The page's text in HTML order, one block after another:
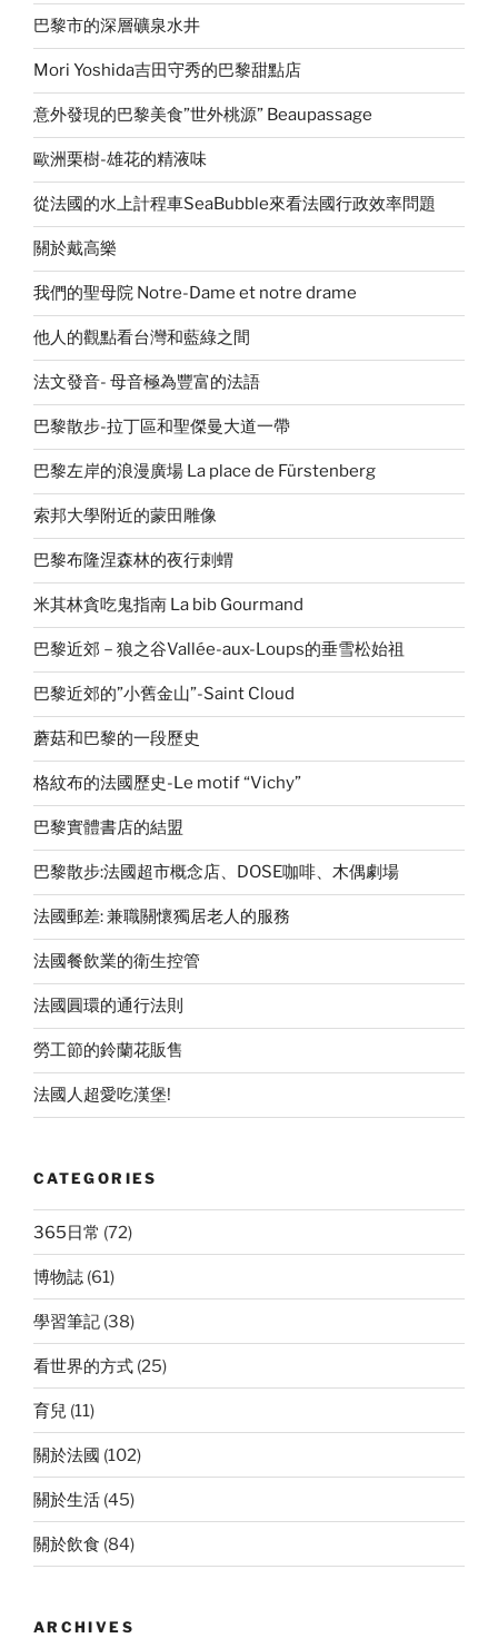
巴黎市的深層礦泉水井
Mori Yoshida吉田守秀的巴黎甜點店
意外發現的巴黎美食”世外桃源” Beaupassage
歐洲栗樹-雄花的精液味
從法國的水上計程車SeaBubble來看法國行政效率問題
關於戴高樂
我們的聖母院 Notre-Dame et notre drame
他人的觀點看台灣和藍綠之間
法文發音- 母音極為豐富的法語
巴黎散步-拉丁區和聖傑曼大道一帶
巴黎左岸的浪漫廣場 La place de Fürstenberg
索邦大學附近的蒙田雕像
巴黎布隆涅森林的夜行刺蝟
米其林貪吃鬼指南 La bib Gourmand
巴黎近郊－狼之谷Vallée-aux-Loups的垂雪松始祖
巴黎近郊的”小舊金山”-Saint Cloud
蘑菇和巴黎的一段歷史
格紋布的法國歷史-Le motif “Vichy”
巴黎實體書店的結盟
巴黎散步:法國超市概念店、DOSE咖啡、木偶劇場
法國郵差: 兼職關懷獨居老人的服務
法國餐飲業的衛生控管
法國圓環的通行法則
勞工節的鈴蘭花販售
法國人超愛吃漢堡!
CATEGORIES
365日常 (72)
博物誌 (61)
學習筆記 (38)
看世界的方式 (25)
育兒 (11)
關於法國 (102)
關於生活 (45)
關於飲食 (84)
ARCHIVES